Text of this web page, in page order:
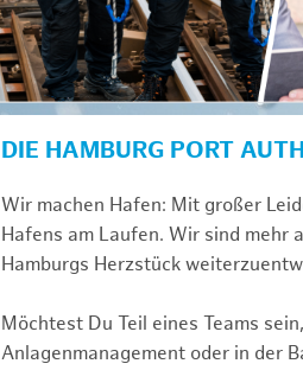
DIE HAMBURG PORT
Wir machen Hafen: Mit großer
Hafens am Laufen. Wir sind
Hamburgs Herzstück
Möchtest Du Teil eines Teams
Anlagenmanagement oder in der